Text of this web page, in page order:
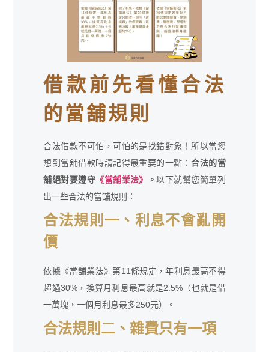
借款前先看懂合法
的當舖規則
合法借款不可怕，可怕的是找錯對象！所以當您
想到當舖借款時請記得最重要的一點：合法的當
舖絕對要遵守 《當舖業法》 。以下就幫您簡單列
出一些合法的當舖規則：
合法規則一、利息不會亂開
價
依據《當舖業法》第11條規定，年利息最高不得
超過30%，換算月利息最高就是2.5%（也就是借
一萬塊，一個月利息最多250元）。
合法規則二、雜費只有一項